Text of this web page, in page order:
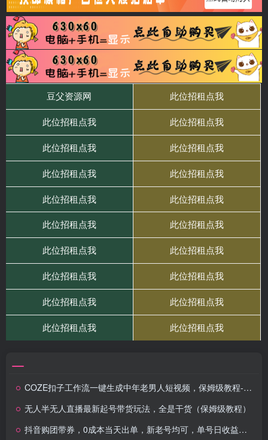
COZE扣子工作流一键生成中年老男人短视频，保姆级教程-智能体搭建-项目实操
无人半无人直播最新起号带货玩法，全是干货（保姆级教程）
抖音购团带券，0成本当天出单，新老号均可，单号日收益可达200